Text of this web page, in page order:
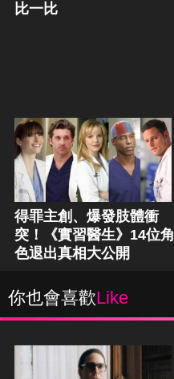
比一比
得罪主創、爆發肢體衝
突！《實習醫生》14位角
色退出真相大公開
你也會喜歡Like